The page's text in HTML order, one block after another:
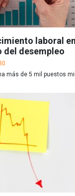
laboral
del desempleo
más de 5 mil puestos